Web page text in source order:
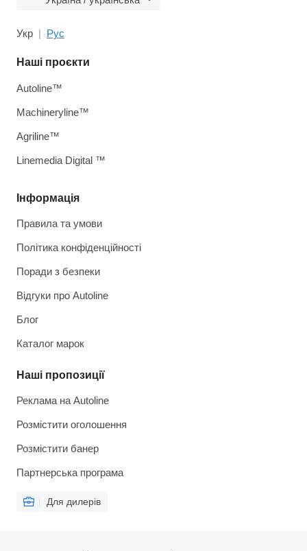
Укр Рус
Інформація
Правила та умови
Політика конфіденційності
Поради з безпеки
Відгуки про Autoline
Блог
Каталог марок
Наші пропозиції
Реклама на Autoline
Розмістити оголошення
Розмістити банер
Партнерська програма
Для дилерів
Наші проєкти
Autoline™
Machineryline™
Agriline™
Linemedia Digital ™